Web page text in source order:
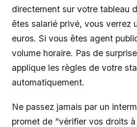
directement sur votre tableau
êtes salarié privé, vous verrez
euros. Si vous êtes agent
volume horaire. Pas de
applique les règles de votre
automatiquement.
Ne passez jamais par un
promet de “vérifier vos droits